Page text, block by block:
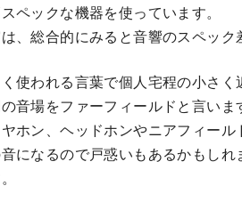
ペックな機器を使っています。
、総合的にみると音響のスペック
使われる言葉で個人宅程の小さ
音場をファーフィールドと言いま
ホン、ヘッドホンやニアフィー
になるので戸惑いもあるかもし